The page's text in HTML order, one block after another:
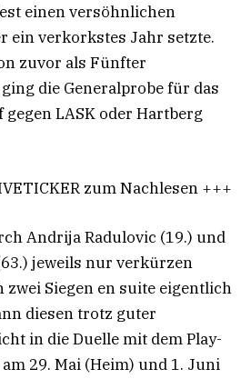
einen versöhnlichen
ein verkorkstes Jahr setzte.
zuvor als Fünfter
die Generalprobe für das
LASK oder Hartberg
zum Nachlesen +++
Andrija Radulovic (19.) und
jeweils nur verkürzen
zwei Siegen en suite eigentlich
diesen trotz guter
in die Duelle mit dem Play-
29. Mai (Heim) und 1. Juni